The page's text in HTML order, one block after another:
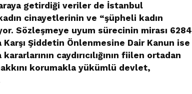
getirdiği veriler de İstanbul
cinayetlerinin ve “şüpheli kadın
Sözleşmeye uyum sürecinin mirası 6284
Karşı Şiddetin Önlenmesine Dair Kanun ise
caydırıcılığının fiilen ortadan
korumakla yükümlü devlet,